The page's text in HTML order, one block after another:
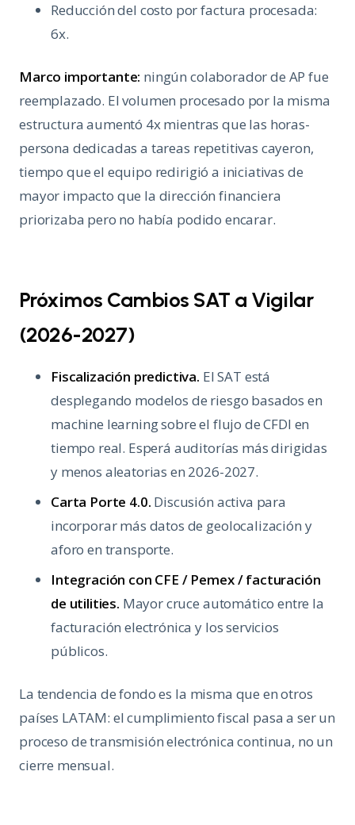
Reducción del costo por factura procesada:
6x.
Marco importante: ningún colaborador de AP fue
reemplazado. El volumen procesado por la misma
estructura aumentó 4x mientras que las horas-
persona dedicadas a tareas repetitivas cayeron,
tiempo que el equipo redirigió a iniciativas de
mayor impacto que la dirección financiera
priorizaba pero no había podido encarar.
Próximos Cambios SAT a Vigilar
(2026-2027)
Fiscalización predictiva. El SAT está
desplegando modelos de riesgo basados en
machine learning sobre el flujo de CFDI en
tiempo real. Esperá auditorías más dirigidas
y menos aleatorias en 2026-2027.
Carta Porte 4.0. Discusión activa para
incorporar más datos de geolocalización y
aforo en transporte.
Integración con CFE / Pemex / facturación
de utilities. Mayor cruce automático entre la
facturación electrónica y los servicios
públicos.
La tendencia de fondo es la misma que en otros
países LATAM: el cumplimiento fiscal pasa a ser un
proceso de transmisión electrónica continua, no un
cierre mensual.